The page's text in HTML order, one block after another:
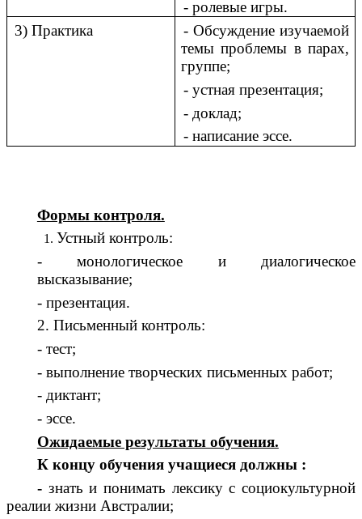
- ролевые игры.
3) Практика
- Обсуждение изучаемой
темы проблемы в парах,
группе;
- устная презентация;
- доклад;
- написание эссе.
Формы контроля.
Устный контроль:
- монологическое и диалогическое
высказывание;
- презентация.
2. Письменный контроль:
- тест;
- выполнение творческих письменных работ;
- диктант;
- эссе.
Ожидаемые результаты обучения.
К концу обучения учащиеся должны :
- знать и понимать лексику с социокультурной
реалии жизни Австралии;